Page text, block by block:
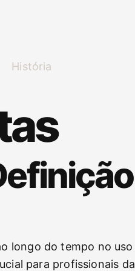
História
longo do tempo no
para profissionais